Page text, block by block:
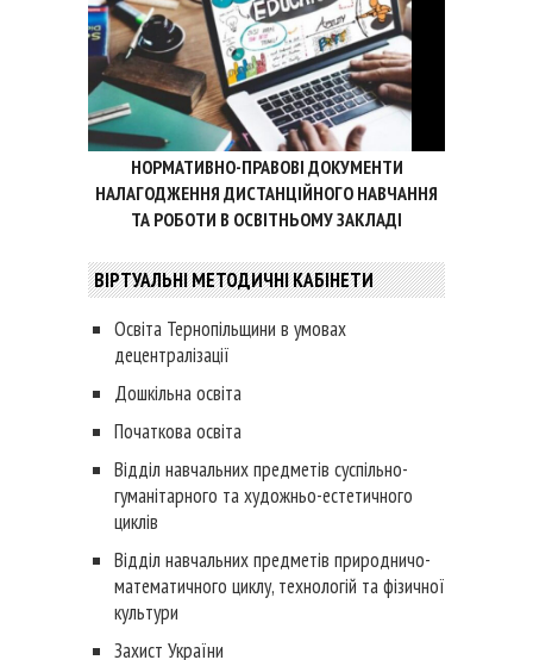
НОРМАТИВНО-ПРАВОВІ ДОКУМЕНТИ
НАЛАГОДЖЕННЯ ДИСТАНЦІЙНОГО НАВЧАННЯ
ТА РОБОТИ В ОСВІТНЬОМУ ЗАКЛАДІ
ВІРТУАЛЬНІ МЕТОДИЧНІ КАБІНЕТИ
Освіта Тернопільщини в умовах
децентралізації
Дошкільна освіта
Початкова освіта
Відділ навчальних предметів суспільно-
гуманітарного та художньо-естетичного
циклів
Відділ навчальних предметів природничо-
математичного циклу, технологій та фізичної
культури
Захист України